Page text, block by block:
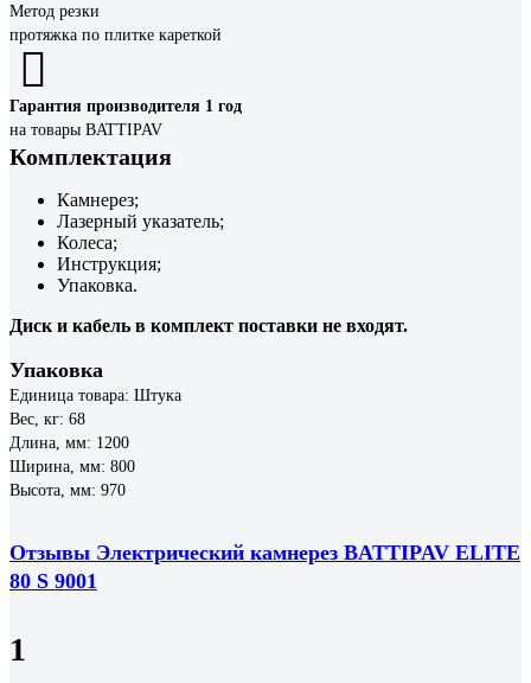
Метод резки
протяжка по плитке кареткой
Гарантия производителя 1 год
на товары BATTIPAV
Комплектация
Камнерез;
Лазерный указатель;
Колеса;
Инструкция;
Упаковка.
Диск и кабель в комплект поставки не входят.
Упаковка
Единица товара: Штука
Вес, кг: 68
Длина, мм: 1200
Ширина, мм: 800
Высота, мм: 970
Отзывы Электрический камнерез BATTIPAV ELITE
80 S 9001
1